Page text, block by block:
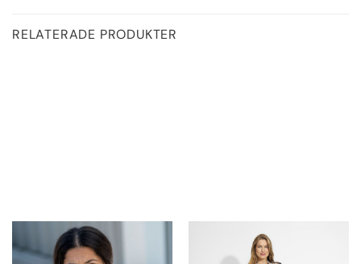
RELATERADE PRODUKTER